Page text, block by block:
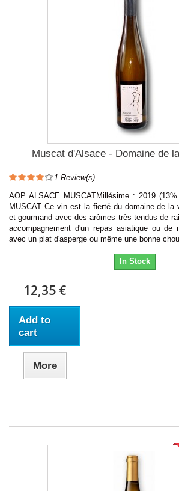
Muscat d'Alsace - Domaine de
1 Review(s)
AOP ALSACE MUSCATMillésime : 2019
MUSCAT Ce vin est la fierté du domaine de
et gourmand avec des arômes très tendus de
accompagnement d'un repas asiatique ou de
avec un plat d'asperge ou même une bonne
In Stock
12,35 €
Add to
cart
More